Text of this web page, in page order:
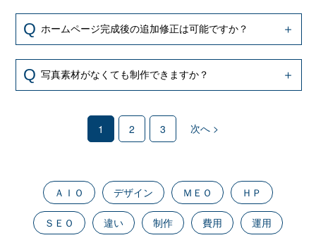
ホームページ完成後の追加修正は可能ですか？
写真素材がなくても制作できますか？
1 2 3 次へ >
ＡＩＯ デザイン ＭＥＯ ＨＰ
ＳＥＯ 違い 制作 費用 運用